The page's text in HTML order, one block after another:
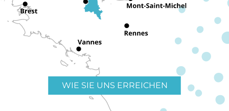
WIE SIE UNS ERREICHEN